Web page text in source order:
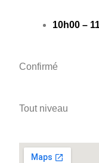
10h00 –
Confirmé
Tout niveau